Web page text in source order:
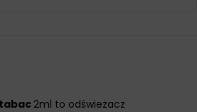
2ml to odświeżacz